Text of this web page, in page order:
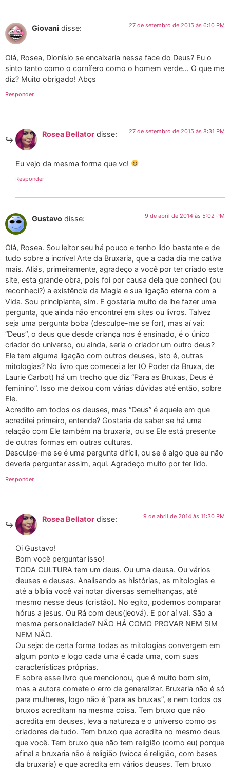
Giovani disse: 27 de setembro de 2015 às 6:10 PM
Olá, Rosea, Dionísio se encaixaria nessa face do Deus? Eu o
sinto tanto como o cornífero como o homem verde… O que me
diz? Muito obrigado! Abçs
Responder
Rosea Bellator disse: 27 de setembro de 2015 às 8:31 PM
Eu vejo da mesma forma que vc!
Responder
Gustavo disse: 9 de abril de 2014 às 5:02 PM
Olá, Rosea. Sou leitor seu há pouco e tenho lido bastante e de
tudo sobre a incrível Arte da Bruxaria, que a cada dia me cativa
mais. Aliás, primeiramente, agradeço a você por ter criado este
site, esta grande obra, pois foi por causa dela que conheci (ou
reconheci?) a existência da Magia e sua ligação eterna com a
Vida. Sou principiante, sim. E gostaria muito de lhe fazer uma
pergunta, que ainda não encontrei em sites ou livros. Talvez
seja uma pergunta boba (desculpe-me se for), mas aí vai:
“Deus”, o deus que desde criança nos é ensinado, é o único
criador do universo, ou ainda, seria o criador um outro deus?
Ele tem alguma ligação com outros deuses, isto é, outras
mitologias? No livro que comecei a ler (O Poder da Bruxa, de
Laurie Carbot) há um trecho que diz “Para as Bruxas, Deus é
feminino”. Isso me deixou com várias dúvidas até então, sobre
Ele.
Acredito em todos os deuses, mas “Deus” é aquele em que
acreditei primeiro, entende? Gostaria de saber se há uma
relação com Ele também na bruxaria, ou se Ele está presente
de outras formas em outras culturas.
Desculpe-me se é uma pergunta difícil, ou se é algo que eu não
deveria perguntar assim, aqui. Agradeço muito por ter lido.
Responder
Rosea Bellator disse: 9 de abril de 2014 às 11:30 PM
Oi Gustavo!
Bom você perguntar isso!
TODA CULTURA tem um deus. Ou uma deusa. Ou vários
deuses e deusas. Analisando as histórias, as mitologias e
até a bíblia você vai notar diversas semelhanças, até
mesmo nesse deus (cristão). No egito, podemos comparar
hórus a jesus. Ou Rá com deus(jeová). E por aí vai. São a
mesma personalidade? NÃO HÁ COMO PROVAR NEM SIM
NEM NÃO.
Ou seja: de certa forma todas as mitologias convergem em
algum ponto e logo cada uma é cada uma, com suas
características próprias.
E sobre esse livro que mencionou, que é muito bom sim,
mas a autora comete o erro de generalizar. Bruxaria não é só
para mulheres, logo não é “para as bruxas”, e nem todos os
bruxos acreditam na mesma coisa. Tem bruxo que não
acredita em deuses, leva a natureza e o universo como os
criadores de tudo. Tem bruxo que acredita no mesmo deus
que você. Tem bruxo que não tem religião (como eu) porque
afinal a bruxaria não é religião (wicca é religião, com bases
da bruxaria) e que acredita em vários deuses. Tem bruxo